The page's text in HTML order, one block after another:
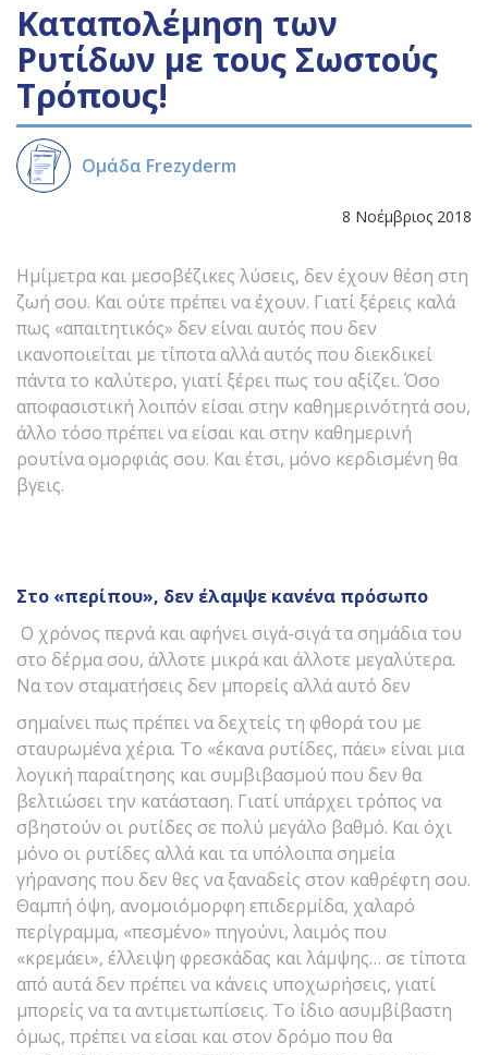
Καταπολέμηση των
Ρυτίδων με τους Σωστούς
Τρόπους!
Ομάδα Frezyderm
8 Νοέμβριος 2018
Ημίμετρα και μεσοβέζικες λύσεις, δεν έχουν θέση στη
ζωή σου. Και ούτε πρέπει να έχουν. Γιατί ξέρεις καλά
πως «απαιτητικός» δεν είναι αυτός που δεν
ικανοποιείται με τίποτα αλλά αυτός που διεκδικεί
πάντα το καλύτερο, γιατί ξέρει πως του αξίζει. Όσο
αποφασιστική λοιπόν είσαι στην καθημερινότητά σου,
άλλο τόσο πρέπει να είσαι και στην καθημερινή
ρουτίνα ομορφιάς σου. Και έτσι, μόνο κερδισμένη θα
βγεις.
Στο «περίπου», δεν έλαμψε κανένα πρόσωπο
Ο χρόνος περνά και αφήνει σιγά-σιγά τα σημάδια του
στο δέρμα σου, άλλοτε μικρά και άλλοτε μεγαλύτερα.
Να τον σταματήσεις δεν μπορείς αλλά αυτό δεν
σημαίνει πως πρέπει να δεχτείς τη φθορά του με
σταυρωμένα χέρια. Το «έκανα ρυτίδες, πάει» είναι μια
λογική παραίτησης και συμβιβασμού που δεν θα
βελτιώσει την κατάσταση. Γιατί υπάρχει τρόπος να
σβηστούν οι ρυτίδες σε πολύ μεγάλο βαθμό. Και όχι
μόνο οι ρυτίδες αλλά και τα υπόλοιπα σημεία
γήρανσης που δεν θες να ξαναδείς στον καθρέφτη σου.
Θαμπή όψη, ανομοιόμορφη επιδερμίδα, χαλαρό
περίγραμμα, «πεσμένο» πηγούνι, λαιμός που
«κρεμάει», έλλειψη φρεσκάδας και λάμψης… σε τίποτα
από αυτά δεν πρέπει να κάνεις υποχωρήσεις, γιατί
μπορείς να τα αντιμετωπίσεις. Το ίδιο ασυμβίβαστη
όμως, πρέπει να είσαι και στον δρόμο που θα